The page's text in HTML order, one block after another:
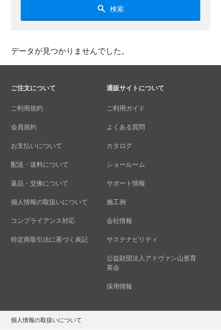
検索
データが見つかりませんでした。
ご注文について
ご利用規約
会員規約
お支払いについて
配送・送料について
返品・交換について
個人情報の取扱いについて
コンプライアンス対応
特定商取引法に基づく表記
通販サイトについて
ご利用ガイド
よくある質問
カタログ
ショールーム
サポート情報
施工例
会社情報
サステナビリティ
公益財団法人アドヴァン山形育
英会
採用情報
個人情報の取扱いについて